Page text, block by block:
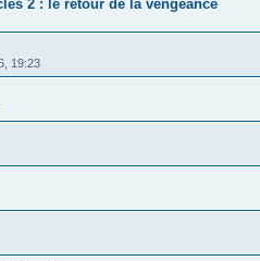
2 : le retour de la vengeance
19:23